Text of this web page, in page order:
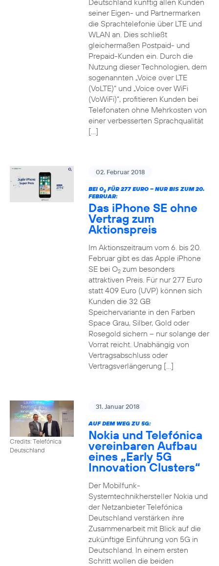
Deutschland künftig allen Kunden
seiner Eigen- und Partnermarken
die Sprachtelefonie über LTE und
WLAN an. Dies schließt
gleichermaßen Postpaid- und
Prepaid-Kunden ein. Durch die
Nutzung dieser Technologien, dem
sogenannten „Voice over LTE
(VoLTE)“ und „Voice over WiFi
(VoWiFi)“, profitieren Kunden bei
Telefonaten ohne Mehrkosten von
einer verbesserten Sprachqualität
[…]
02. Februar 2018
BEI O2FÜR 277 EURO – NUR BIS ZUM 20.
FEBRUAR:
Das iPhone SE ohne
Vertrag zum
Aktionspreis
Im Aktionszeitraum vom 6. bis 20.
Februar gibt es das Apple iPhone
SE bei O2zum besonders
attraktiven Preis. Für nur 277 Euro
statt 409 Euro (UVP) können sich
Kunden die 32 GB
Speichervariante in den Farben
Space Grau, Silber, Gold oder
Rosegold sichern – nur solange der
Vorrat reicht. Unabhängig von
Vertragsabschluss oder
Vertragsverlängerung […]
Credits: Telefónica
Deutschland
31. Januar 2018
AUF DEM WEG ZU 5G:
Nokia und Telefónica
vereinbaren Aufbau
eines „Early 5G
Innovation Clusters“
Der Mobilfunk-
Systemtechnikhersteller Nokia und
der Netzanbieter Telefónica
Deutschland verstärken ihre
Zusammenarbeit mit Blick auf die
zukünftige Einführung von 5G in
Deutschland. In einem ersten
Schritt wollen die beiden